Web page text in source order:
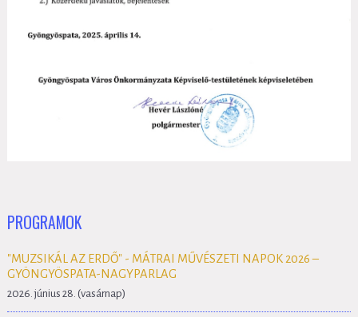
PROGRAMOK
"MUZSIKÁL AZ ERDŐ" - MÁTRAI MŰVÉSZETI NAPOK 2026 –
GYÖNGYÖSPATA-NAGYPARLAG
2026. június 28. (vasárnap)